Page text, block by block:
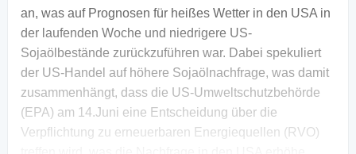
an, was auf Prognosen für heißes Wetter in den USA in
der laufenden Woche und niedrigere US-
Sojaölbestände zurückzuführen war. Dabei spekuliert
der US-Handel auf höhere Sojaölnachfrage, was damit
zusammenhängt, dass die US-Umweltschutzbehörde
(EPA) am 14.Juni eine Entscheidung über die
Verpflichtung zu erneuerbaren Energiequellen (RVO)